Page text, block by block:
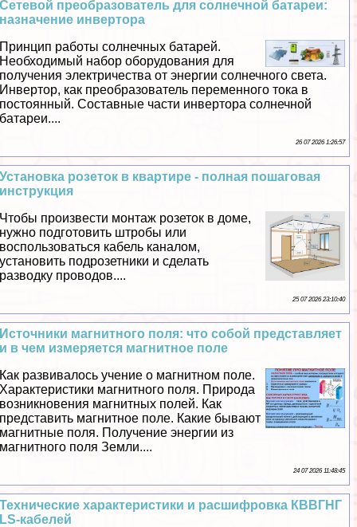
Сетевой преобразователь для солнечной батареи:
назначение инвертора
Принцип работы солнечных батарей.
Необходимый набор оборудования для
получения электричества от энергии солнечного света.
Инвертор, как преобразователь переменного тока в
постоянный. Составные части инвертора солнечной
батареи....
26 07 2026 1:26:57
Установка розеток в квартире - полная пошаговая
инструкция
Чтобы произвести монтаж розеток в доме,
нужно подготовить штробы или
воспользоваться кабель каналом,
установить подрозетники и сделать
разводку проводов....
25 07 2026 23:10:40
Источники магнитного поля: что собой представляет
и в чем измеряется магнитное поле
Как развивалось учение о магнитном поле.
Хаpaктеристики магнитного поля. Природа
возникновения магнитных полей. Как
представить магнитное поле. Какие бывают
магнитные поля. Получение энергии из
магнитного поля Земли....
24 07 2026 11:48:45
Технические хаpaктеристики и расшифровка КВВГНГ
LS-кабелей